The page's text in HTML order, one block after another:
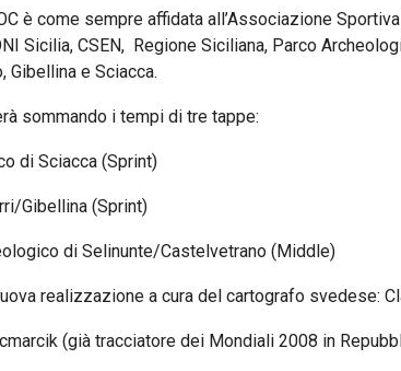
è come sempre affidata all’Associazione
Sicilia, CSEN, Regione Siciliana, Parco
Gibellina e Sciacca.
sommando i tempi di tre tappe:
di Sciacca (Sprint)
Gibellina (Sprint)
di Selinunte/Castelvetrano (Middle)
realizzazione a cura del cartografo svedese:
(già tracciatore dei Mondiali 2008 in